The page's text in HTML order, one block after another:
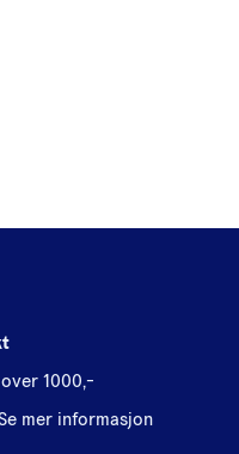
1000,-
mer informasjon